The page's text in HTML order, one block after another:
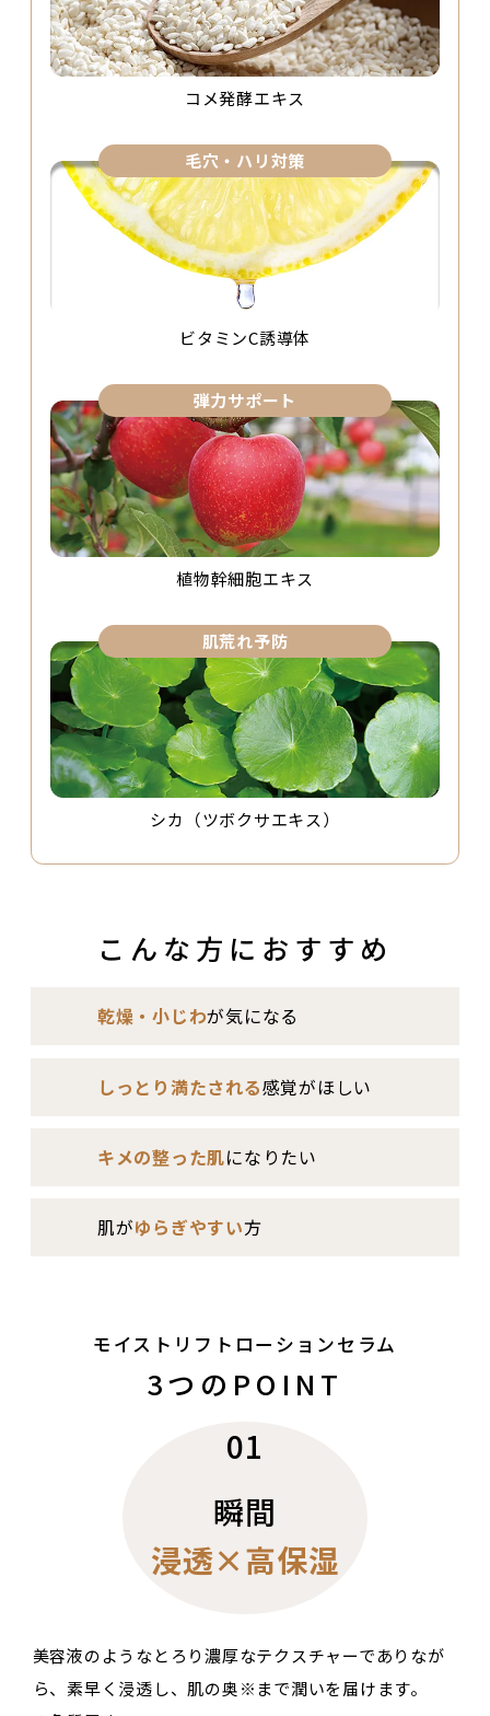
コメ発酵エキス
毛穴・ハリ対策
ビタミンC誘導体
弾力サポート
植物幹細胞エキス
肌荒れ予防
シカ（ツボクサエキス）
こんな方におすすめ
乾燥・小じわが気になる
しっとり満たされる感覚がほしい
キメの整った肌になりたい
肌がゆらぎやすい方
モイストリフトローションセラム
3つのPOINT
01
瞬間
浸透×高保湿
美容液のようなとろり濃厚なテクスチャーでありなが
ら、素早く浸透し、肌の奥※まで潤いを届けます。